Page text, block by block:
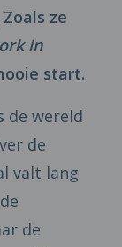
Zoals ze
in
start.
de wereld
de
valt lang
de